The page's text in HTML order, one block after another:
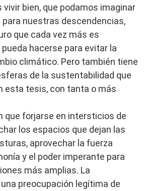
bien, que podamos imaginar
para nuestras descendencias,
que cada vez más es
hacerse para evitar la
climático. Pero también tiene
de la sustentabilidad que
esta tesis, con tanta o más
que forjarse en intersticios de
los espacios que dejan las
aprovechar la fuerza
y el poder imperante para
más amplias. La
preocupación legítima de